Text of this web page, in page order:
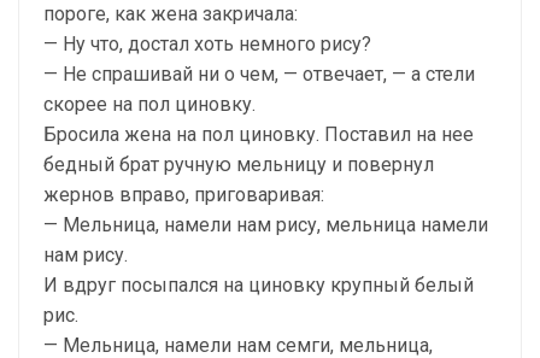
пороге, как жена закричала:
— Ну что, достал хоть немного рису?
— Не спрашивай ни о чем, — отвечает, — а стели
скорее на пол циновку.
Бросила жена на пол циновку. Поставил на нее
бедный брат ручную мельницу и повернул
жернов вправо, приговаривая:
— Мельница, намели нам рису, мельница намели
нам рису.
И вдруг посыпался на циновку крупный белый
рис.
— Мельница, намели нам семги, мельница,